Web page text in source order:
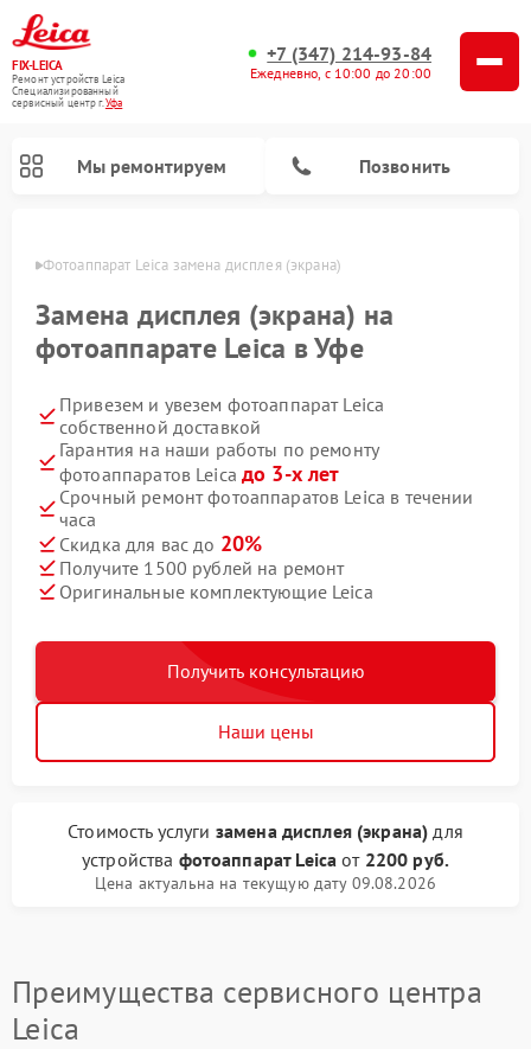
FIX-LEICA
Ремонт устройств Leica
Специализированный
cервисный центр г.Уфа
+7 (347) 214-93-84
Ежедневно, с 10:00 до 20:00
Мы ремонтируем Позвонить
Фотоаппарат Leica замена дисплея (экрана)
Замена дисплея (экрана) на
фотоаппарате Leica в Уфе
Привезем и увезем фотоаппарат Leica
собственной доставкой
Гарантия на наши работы по ремонту
фотоаппаратов Leicaдо 3-х лет
Срочный ремонт фотоаппаратов Leica в течении
часа
Скидка для вас до 20%
Получите 1500 рублей на ремонт
Оригинальные комплектующие Leica
Получить консультацию
Наши цены
Стоимость услуги замена дисплея (экрана) для
устройства фотоаппарат Leica от 2200 руб.
Цена актуальна на текущую дату 09.08.2026
Преимущества сервисного центра
Leica